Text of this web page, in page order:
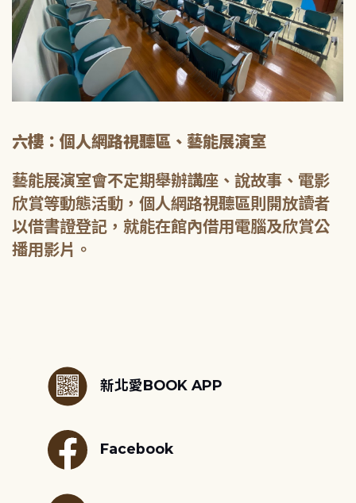
六樓：個人網路視聽區、藝能展演室
藝能展演室會不定期舉辦講座、說故事、電影
欣賞等動態活動，個人網路視聽區則開放讀者
以借書證登記，就能在館內借用電腦及欣賞公
播用影片。
新北愛BOOK APP
Facebook